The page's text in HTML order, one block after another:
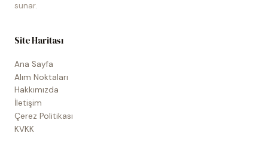
sunar.
Site Haritası
Ana Sayfa
Alım Noktaları
Hakkımızda
İletişim
Çerez Politikası
KVKK